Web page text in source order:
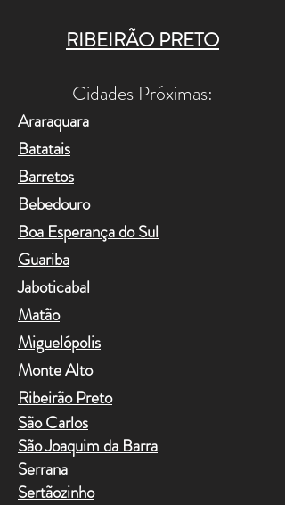
RIBEIRÃO PRETO
Cidades Próximas:​
Araraquara
Batatais
Barretos
Bebedouro
Boa Esperança do Sul
Guariba
Jaboticabal
Matão
Miguelópolis
Monte Alto
Ribeirão Preto
São Carlos
São Joaquim da Barra
Serrana
Sertãozinho